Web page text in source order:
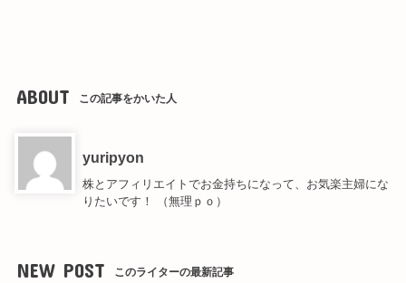
ABOUT この記事をかいた人
yuripyon
株とアフィリエイトでお金持ちになって、お気楽主婦にな
りたいです！ （無理ｐｏ）
NEW POST このライターの最新記事